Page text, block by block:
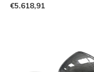
€5.618,91